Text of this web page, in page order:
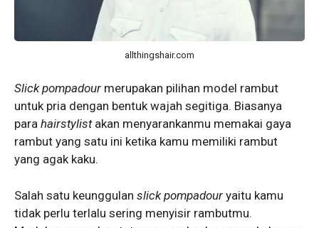
allthingshair.com
Slick pompadour merupakan pilihan model rambut
untuk pria dengan bentuk wajah segitiga. Biasanya
para hairstylistakan menyarankanmu memakai gaya
rambut yang satu ini ketika kamu memiliki rambut
yang agak kaku.
Salah satu keunggulan slick pompadour yaitu kamu
tidak perlu terlalu sering menyisir rambutmu.